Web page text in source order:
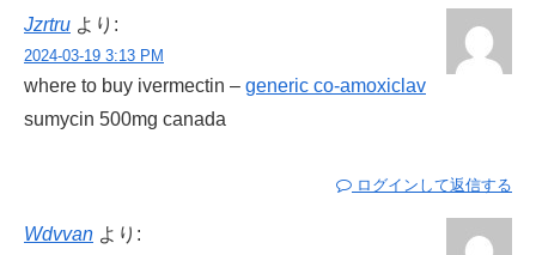
Jzrtru より:
2024-03-19 3:13 PM
where to buy ivermectin – generic co-amoxiclav
sumycin 500mg canada
ログインして返信する
Wdvvan より: